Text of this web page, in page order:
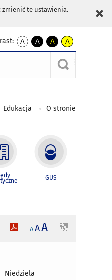
zmienić te ustawienia.
A
kontrast
A
kontrast
czarnym
A
kontrast
żółty
tekst
czarnym
A
kontrast
czarny
tekst
żółtym
Edukacja O stronie
GUS
A AA
Niedziela